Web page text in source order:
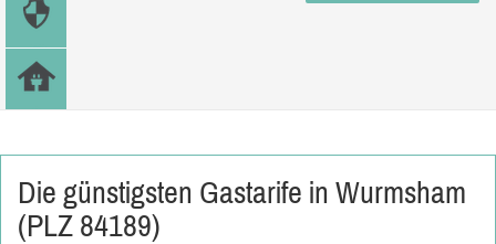
Die günstigsten Gastarife in Wurmsham
(PLZ 84189)